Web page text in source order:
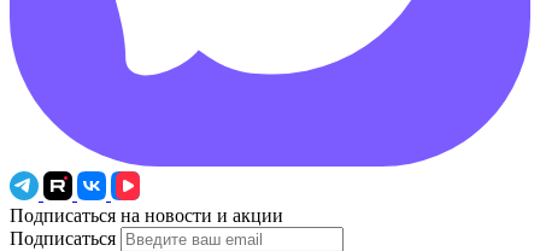
Подписаться на новости и акции
Подписаться